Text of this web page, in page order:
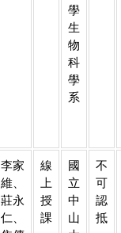
學
生
物
科
學
系
李家
維、
莊永
仁、
線
上
授
課
國
立
中
山
不
可
認
抵